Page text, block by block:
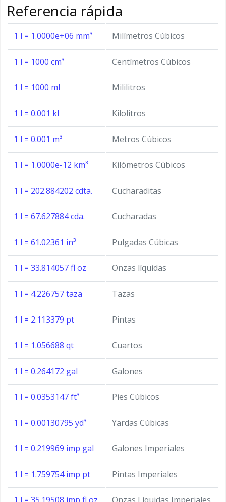
Referencia rápida
1 l = 1.0000e+06 mm³ Milímetros Cúbicos
1 l = 1000 cm³ Centímetros Cúbicos
1 l = 1000 ml Mililitros
1 l = 0.001 kl Kilolitros
1 l = 0.001 m³ Metros Cúbicos
1 l = 1.0000e-12 km³ Kilómetros Cúbicos
1 l = 202.884202 cdta. Cucharaditas
1 l = 67.627884 cda. Cucharadas
1 l = 61.02361 in³ Pulgadas Cúbicas
1 l = 33.814057 fl oz Onzas líquidas
1 l = 4.226757 taza Tazas
1 l = 2.113379 pt Pintas
1 l = 1.056688 qt Cuartos
1 l = 0.264172 gal Galones
1 l = 0.0353147 ft³ Pies Cúbicos
1 l = 0.00130795 yd³ Yardas Cúbicas
1 l = 0.219969 imp gal Galones Imperiales
1 l = 1.759754 imp pt Pintas Imperiales